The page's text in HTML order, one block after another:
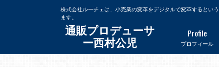
通販プロデューサ
ー西村公児
株式会社ルーチェは、小売業の変革をデジタルで変革するとい
ます。
プロフィール
Profile